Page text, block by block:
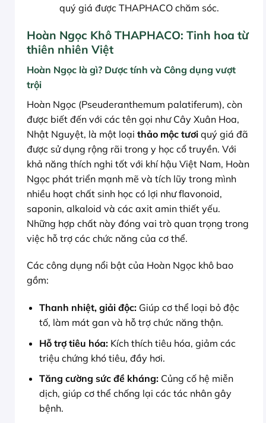
quý giá được THAPHACO chăm sóc.
Hoàn Ngọc Khô THAPHACO: Tinh hoa từ
thiên nhiên Việt
Hoàn Ngọc là gì? Dược tính và Công dụng vượt
trội
Hoàn Ngọc (Pseuderanthemum palatiferum), còn
được biết đến với các tên gọi như Cây Xuân Hoa,
Nhật Nguyệt, là một loại thảo mộc tươi quý giá đã
được sử dụng rộng rãi trong y học cổ truyền. Với
khả năng thích nghi tốt với khí hậu Việt Nam, Hoàn
Ngọc phát triển mạnh mẽ và tích lũy trong mình
nhiều hoạt chất sinh học có lợi như flavonoid,
saponin, alkaloid và các axit amin thiết yếu.
Những hợp chất này đóng vai trò quan trọng trong
việc hỗ trợ các chức năng của cơ thể.
Các công dụng nổi bật của Hoàn Ngọc khô bao
gồm:
Thanh nhiệt, giải độc:Giúp cơ thể loại bỏ độc
tố, làm mát gan và hỗ trợ chức năng thận.
Hỗ trợ tiêu hóa:Kích thích tiêu hóa, giảm các
triệu chứng khó tiêu, đầy hơi.
Tăng cường sức đề kháng:Củng cố hệ miễn
dịch, giúp cơ thể chống lại các tác nhân gây
bệnh.